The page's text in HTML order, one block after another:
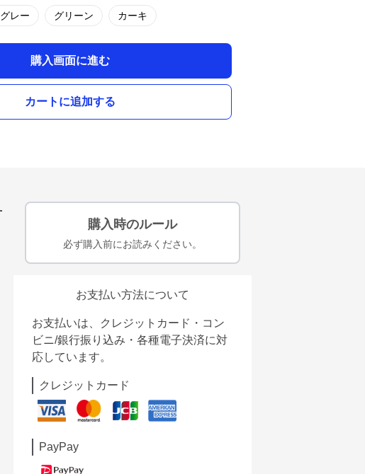
グレー グリーン カーキ
購入画面に進む
カートに追加する
購入時のルール
必ず購入前にお読みください。
お支払い方法について
お支払いは、クレジットカード・コン
ビニ/銀行振り込み・各種電子決済に対
応しています。
クレジットカード
PayPay